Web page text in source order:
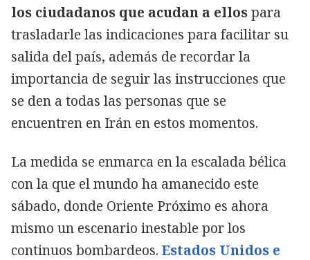
los ciudadanos que acudan a ellospara
trasladarle las indicaciones para facilitar su
salida del país, además de recordar la
importancia de seguir las instrucciones que
se den a todas las personas que se
encuentren en Irán en estos momentos.
La medida se enmarca en la escalada bélica
con la que el mundo ha amanecido este
sábado, donde Oriente Próximo es ahora
mismo un escenario inestable por los
continuos bombardeos. Estados Unidos e